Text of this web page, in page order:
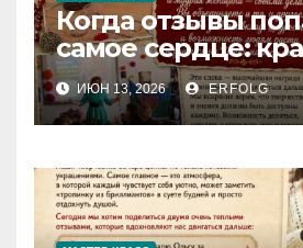
Когда отзывы
самое сердце:
деталях и сила в
ИЮН 13, 2026 ERFOLG